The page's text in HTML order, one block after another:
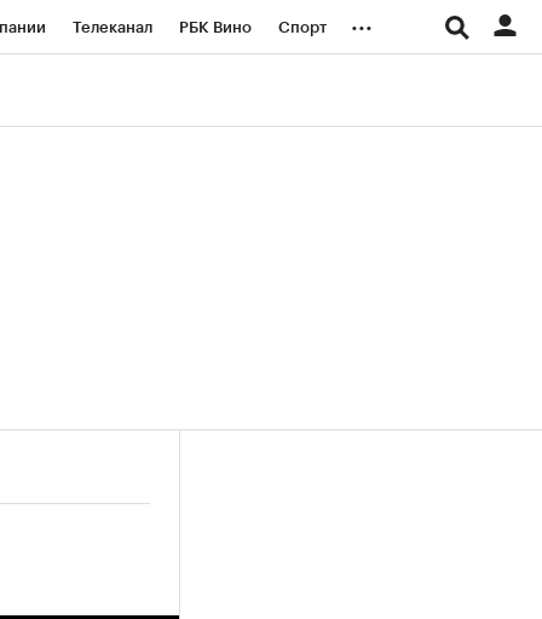
Телеканал РБК Вино Спорт ...